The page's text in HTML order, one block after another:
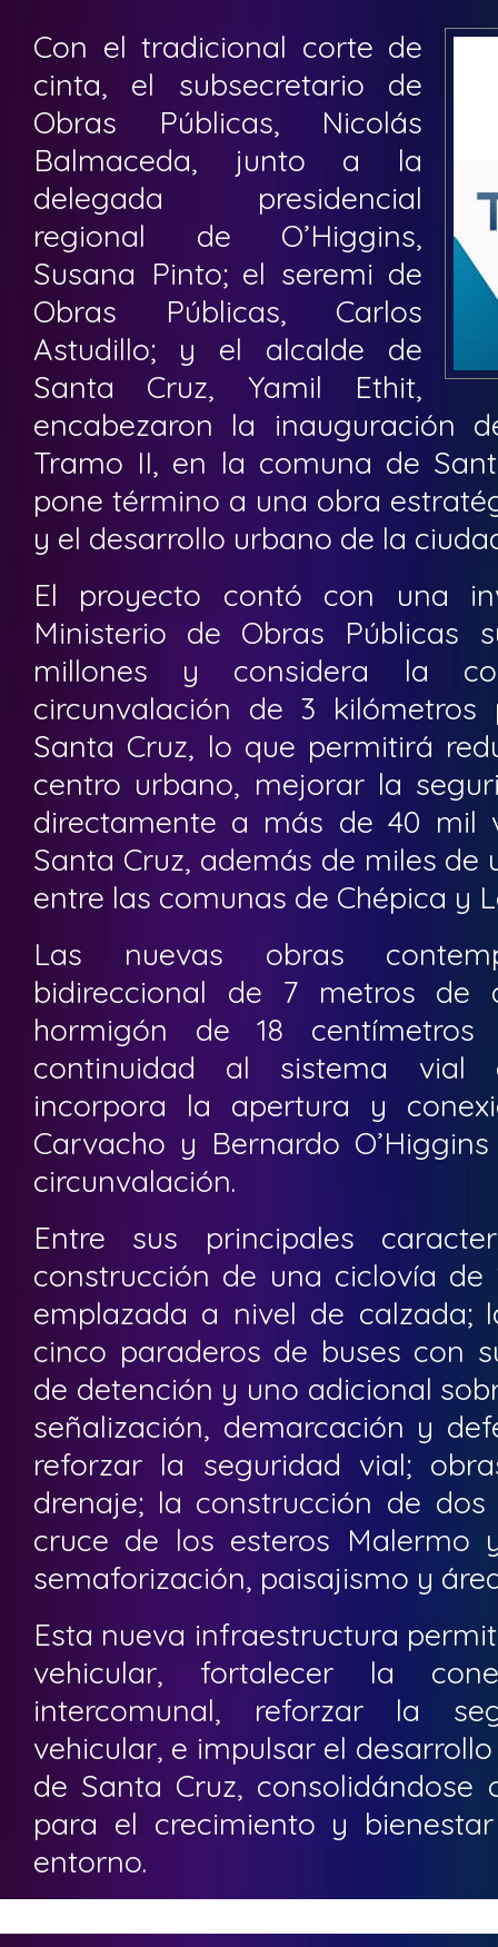
Con el tradicional corte de
cinta, el subsecretario de
Obras Públicas, Nicolás
Balmaceda, junto a la
delegada presidencial
regional de O’Higgins,
Susana Pinto; el seremi de
Obras Públicas, Carlos
Astudillo; y el alcalde de
Santa Cruz, Yamil Ethit,
encabezaron la inauguración
Tramo II, en la comuna de
pone término a una obra
y el desarrollo urbano de la
El proyecto contó con una
Ministerio de Obras Públicas
millones y considera la
circunvalación de 3
Santa Cruz, lo que permitirá
centro urbano, mejorar la
directamente a más de 40 mil
Santa Cruz, además de miles de
entre las comunas de Chépica y
Las nuevas obras
bidireccional de 7 metros de
hormigón de 18
continuidad al sistema vial
incorpora la apertura y
Carvacho y Bernardo
circunvalación.
Entre sus principales
construcción de una ciclovía de
emplazada a nivel de calzada;
cinco paraderos de buses con
de detención y uno adicional
señalización, demarcación y
reforzar la seguridad vial;
drenaje; la construcción de
cruce de los esteros Malermo
semaforización, paisajismo y
Esta nueva infraestructura
vehicular, fortalecer la
intercomunal, reforzar la
vehicular, e impulsar el
de Santa Cruz,
para el crecimiento y
entorno.